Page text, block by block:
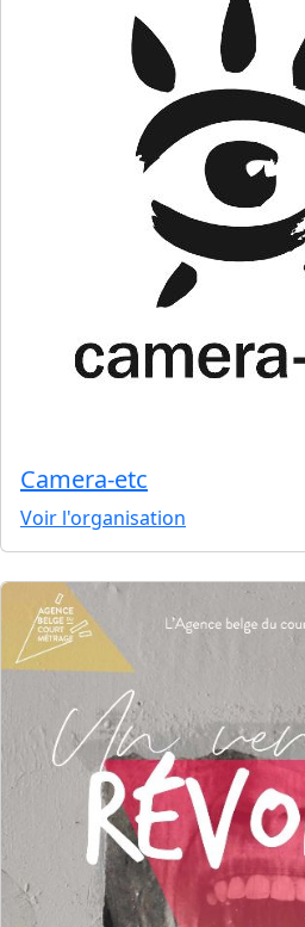
Camera-etc
Voir l'organisation